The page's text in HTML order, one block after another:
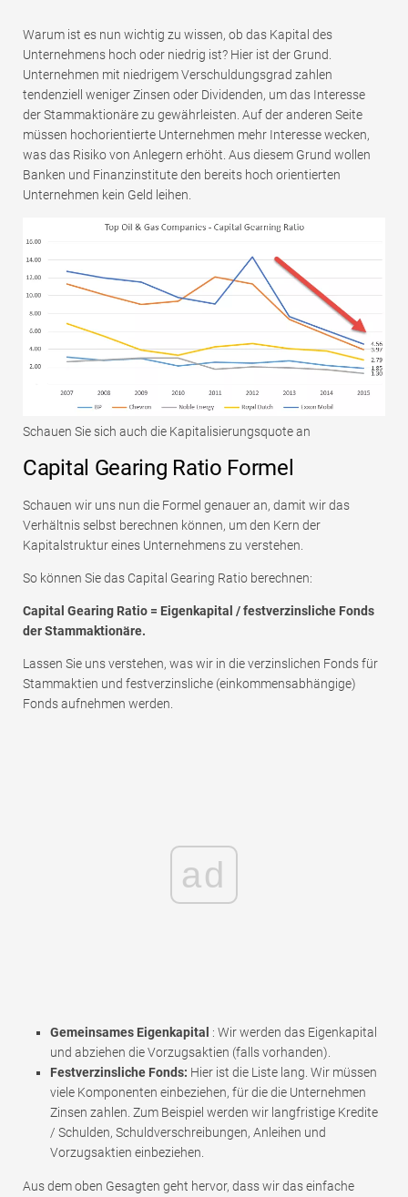
Warum ist es nun wichtig zu wissen, ob das Kapital des
Unternehmens hoch oder niedrig ist? Hier ist der Grund.
Unternehmen mit niedrigem Verschuldungsgrad zahlen
tendenziell weniger Zinsen oder Dividenden, um das Interesse
der Stammaktionäre zu gewährleisten. Auf der anderen Seite
müssen hochorientierte Unternehmen mehr Interesse wecken,
was das Risiko von Anlegern erhöht. Aus diesem Grund wollen
Banken und Finanzinstitute den bereits hoch orientierten
Unternehmen kein Geld leihen.
Schauen Sie sich auch die Kapitalisierungsquote an
Capital Gearing Ratio Formel
Schauen wir uns nun die Formel genauer an, damit wir das
Verhältnis selbst berechnen können, um den Kern der
Kapitalstruktur eines Unternehmens zu verstehen.
So können Sie das Capital Gearing Ratio berechnen:
Capital Gearing Ratio = Eigenkapital / festverzinsliche Fonds
der Stammaktionäre.
Lassen Sie uns verstehen, was wir in die verzinslichen Fonds für
Stammaktien und festverzinsliche (einkommensabhängige)
Fonds aufnehmen werden.
ad
Gemeinsames Eigenkapital : Wir werden das Eigenkapital
und abziehen die Vorzugsaktien (falls vorhanden).
Festverzinsliche Fonds: Hier ist die Liste lang. Wir müssen
viele Komponenten einbeziehen, für die die Unternehmen
Zinsen zahlen. Zum Beispiel werden wir langfristige Kredite
/ Schulden, Schuldverschreibungen, Anleihen und
Vorzugsaktien einbeziehen.
Aus dem oben Gesagten geht hervor, dass wir das einfache